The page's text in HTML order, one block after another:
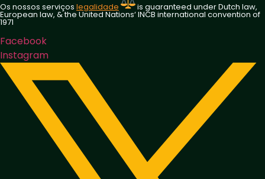
Os nossos serviços legalidade is guaranteed under Dutch law,
European law, & the United Nations‘ INCB international convention of
1971
Facebook
Instagram